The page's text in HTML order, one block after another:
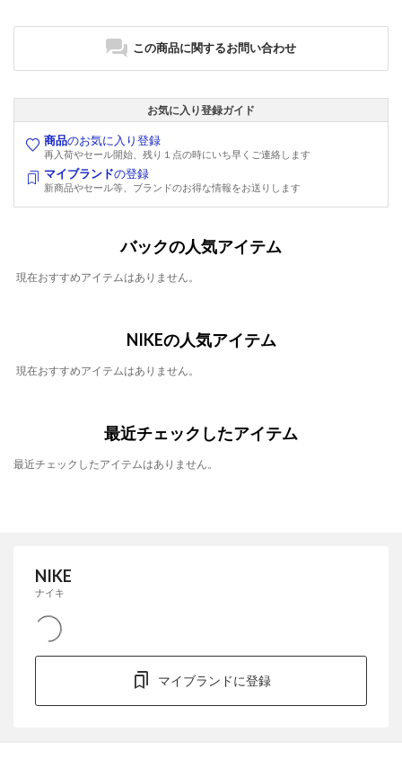
この商品に関するお問い合わせ
お気に入り登録ガイド
商品のお気に入り登録
再入荷やセール開始、残り１点の時にいち早くご連絡します
マイブランドの登録
新商品やセール等、ブランドのお得な情報をお送りします
バックの人気アイテム
現在おすすめアイテムはありません。
NIKEの人気アイテム
現在おすすめアイテムはありません。
最近チェックしたアイテム
最近チェックしたアイテムはありません。
NIKE
ナイキ
マイブランドに登録